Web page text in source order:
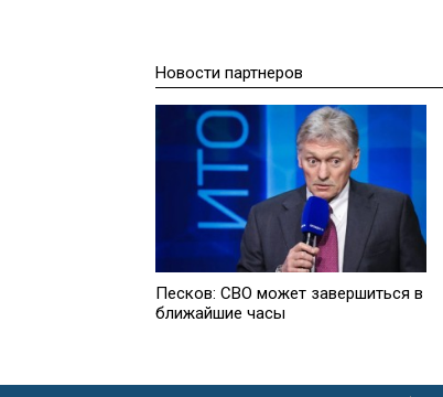
Новости партнеров
Песков: СВО может завершиться в
ближайшие часы